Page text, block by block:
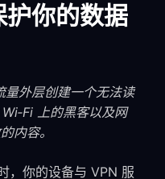
你的数据
量外层创建一个无法读
上的黑客以及网
内容。
，你的设备与 VPN 服